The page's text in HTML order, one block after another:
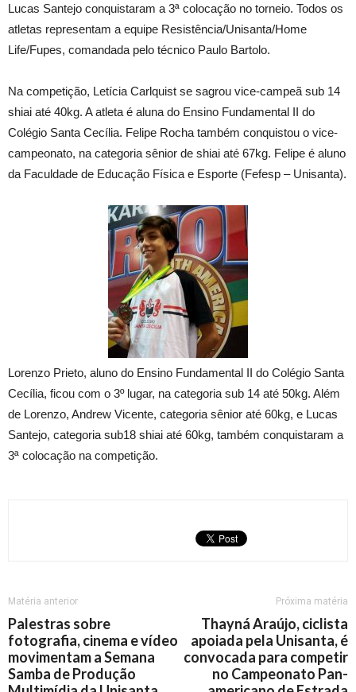
Lucas Santejo conquistaram a 3ª colocação no torneio. Todos os
atletas representam a equipe Resistência/Unisanta/Home
Life/Fupes, comandada pelo técnico Paulo Bartolo.
Na competição, Letícia Carlquist se sagrou vice-campeã sub 14
shiai até 40kg. A atleta é aluna do Ensino Fundamental II do
Colégio Santa Cecília. Felipe Rocha também conquistou o vice-
campeonato, na categoria sênior de shiai até 67kg. Felipe é aluno
da Faculdade de Educação Física e Esporte (Fefesp – Unisanta).
Lorenzo Prieto, aluno do Ensino Fundamental II do Colégio Santa
Cecília, ficou com o 3º lugar, na categoria sub 14 até 50kg. Além
de Lorenzo, Andrew Vicente, categoria sênior até 60kg, e Lucas
Santejo, categoria sub18 shiai até 60kg, também conquistaram a
3ª colocação na competição.
Matéria anterior
Palestras sobre
fotografia, cinema e vídeo
movimentam a Semana
Samba de Produção
Próxima matéria
Thayná Araújo, ciclista
apoiada pela Unisanta, é
convocada para competir
no Campeonato Pan-